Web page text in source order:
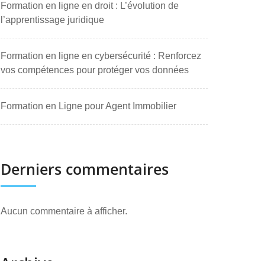
Formation en ligne en droit : L’évolution de
l’apprentissage juridique
Formation en ligne en cybersécurité : Renforcez
vos compétences pour protéger vos données
Formation en Ligne pour Agent Immobilier
Derniers commentaires
Aucun commentaire à afficher.